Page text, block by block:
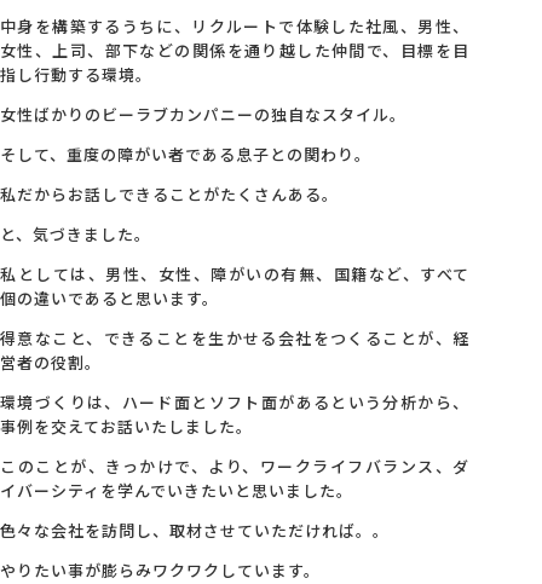
中身を構築するうちに、リクルートで体験した社風、男性、
女性、上司、部下などの関係を通り越した仲間で、目標を目
指し行動する環境。
女性ばかりのビーラブカンパニーの独自なスタイル。
そして、重度の障がい者である息子との関わり。
私だからお話しできることがたくさんある。
と、気づきました。
私としては、男性、女性、障がいの有無、国籍など、すべて
個の違いであると思います。
得意なこと、できることを生かせる会社をつくることが、経
営者の役割。
環境づくりは、ハード面とソフト面があるという分析から、
事例を交えてお話いたしました。
このことが、きっかけで、より、ワークライフバランス、ダ
イバーシティを学んでいきたいと思いました。
色々な会社を訪問し、取材させていただければ。。
やりたい事が膨らみワクワクしています。